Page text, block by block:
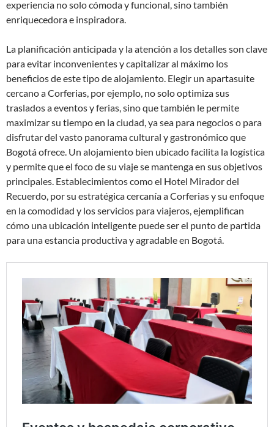
experiencia no solo cómoda y funcional, sino también
enriquecedora e inspiradora.
La planificación anticipada y la atención a los detalles son clave
para evitar inconvenientes y capitalizar al máximo los
beneficios de este tipo de alojamiento. Elegir un apartasuite
cercano a Corferias, por ejemplo, no solo optimiza sus
traslados a eventos y ferias, sino que también le permite
maximizar su tiempo en la ciudad, ya sea para negocios o para
disfrutar del vasto panorama cultural y gastronómico que
Bogotá ofrece. Un alojamiento bien ubicado facilita la logística
y permite que el foco de su viaje se mantenga en sus objetivos
principales. Establecimientos como el Hotel Mirador del
Recuerdo, por su estratégica cercanía a Corferias y su enfoque
en la comodidad y los servicios para viajeros, ejemplifican
cómo una ubicación inteligente puede ser el punto de partida
para una estancia productiva y agradable en Bogotá.